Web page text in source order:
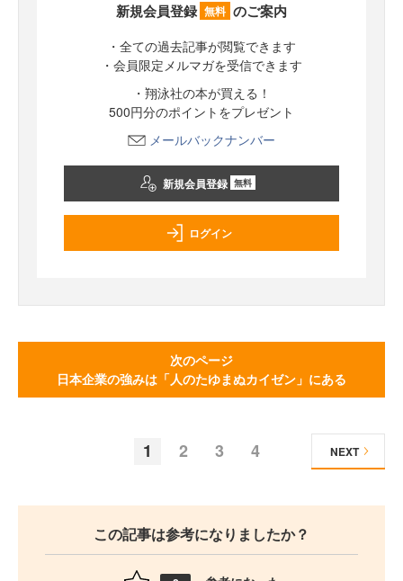
新規会員登録 無料 のご案内
・全ての過去記事が閲覧できます
・会員限定メルマガを受信できます
・翔泳社の本が買える！
500円分のポイントをプレゼント
メールバックナンバー
新規会員登録 無料
ログイン
次のページ
日本企業の強みは「人のたゆまぬカイゼン」にある
1 2 3 4 NEXT
この記事は参考になりましたか？